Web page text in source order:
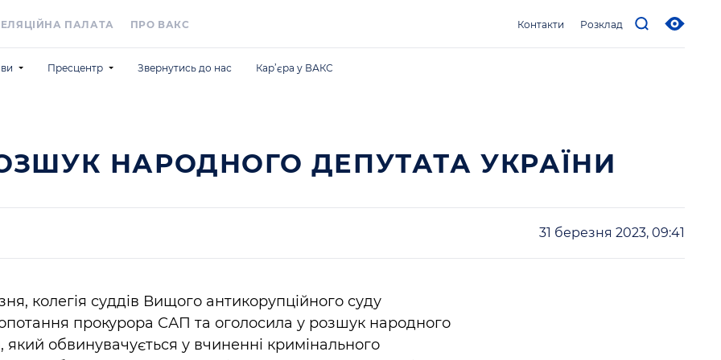
ПАЛАТА ПРО ВАКС Контакти Розклад
Пресцентр
Для медіа
Звернутись до нас Кар’єра у ВАКС
НАРОДНОГО ДЕПУТАТА УКРАЇНИ
31 березня 2023, 09:41
колегія суддів Вищого антикорупційного суду
прокурора САП та оголосила у розшук народного
який обвинувачується у вчиненні кримінального